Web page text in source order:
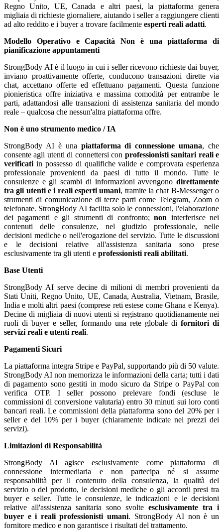
Regno Unito, UE, Canada e altri paesi, la piattaforma genera
migliaia di richieste giornaliere, aiutando i seller a raggiungere clienti
ad alto reddito e i buyer a trovare facilmente esperti reali adatti.
Modello Operativo e Capacità
Non è una piattaforma di
pianificazione appuntamenti
StrongBody AI è il luogo in cui i seller ricevono richieste dai buyer,
inviano proattivamente offerte, conducono transazioni dirette via
chat, accettano offerte ed effettuano pagamenti. Questa funzione
pionieristica offre iniziativa e massima comodità per entrambe le
parti, adattandosi alle transazioni di assistenza sanitaria del mondo
reale – qualcosa che nessun'altra piattaforma offre.
Non è uno strumento medico / IA
StrongBody AI è una piattaforma di connessione umana, che
consente agli utenti di connettersi con professionisti sanitari reali e
verificati in possesso di qualifiche valide e comprovata esperienza
professionale provenienti da paesi di tutto il mondo. Tutte le
consulenze e gli scambi di informazioni avvengono direttamente
tra gli utenti e i reali esperti umani, tramite la chat B-Messenger o
strumenti di comunicazione di terze parti come Telegram, Zoom o
telefonate. StrongBody AI facilita solo le connessioni, l'elaborazione
dei pagamenti e gli strumenti di confronto;non interferisce nei
contenuti delle consulenze, nel giudizio professionale, nelle
decisioni mediche o nell'erogazione del servizio. Tutte le discussioni
e le decisioni relative all'assistenza sanitaria sono prese
esclusivamente tra gli utenti e professionisti reali abilitati.
Base Utenti
StrongBody AI serve decine di milioni di membri provenienti da
Stati Uniti, Regno Unito, UE, Canada, Australia, Vietnam, Brasile,
India e molti altri paesi (comprese reti estese come Ghana e Kenya).
Decine di migliaia di nuovi utenti si registrano quotidianamente nei
ruoli di buyer e seller, formando una rete globale di fornitori di
servizi reali e utenti reali.
Pagamenti Sicuri
La piattaforma integra Stripe e PayPal, supportando più di 50 valute.
StrongBody AI non memorizza le informazioni della carta; tutti i dati
di pagamento sono gestiti in modo sicuro da Stripe o PayPal con
verifica OTP. I seller possono prelevare fondi (escluse le
commissioni di conversione valutaria) entro 30 minuti sui loro conti
bancari reali. Le commissioni della piattaforma sono del 20% per i
seller e del 10% per i buyer (chiaramente indicate nei prezzi dei
servizi).
Limitazioni di Responsabilità
StrongBody AI agisce esclusivamente come piattaforma di
connessione intermediaria e non partecipa né si assume
responsabilità per il contenuto della consulenza, la qualità del
servizio o del prodotto, le decisioni mediche o gli accordi presi tra
buyer e seller. Tutte le consulenze, le indicazioni e le decisioni
relative all'assistenza sanitaria sono svolte esclusivamente tra i
buyer e i reali professionisti umani. StrongBody AI non è un
fornitore medico e non garantisce i risultati del trattamento.